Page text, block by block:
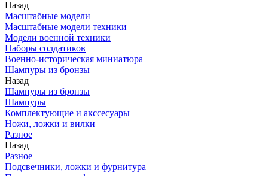
Назад
Масштабные модели
Масштабные модели техники
Модели военной техники
Наборы солдатиков
Военно-историческая миниатюра
Шампуры из бронзы
Назад
Шампуры из бронзы
Шампуры
Комплектующие и акссесуары
Ножи, ложки и вилки
Разное
Назад
Разное
Подсвечники, ложки и фурнитура